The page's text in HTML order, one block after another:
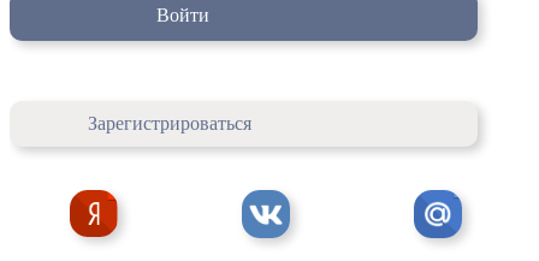
Войти
Зарегистрироваться